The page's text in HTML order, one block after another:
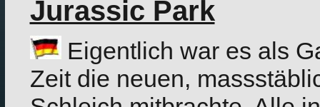
Jurassic Park
Eigentlich war es als
Zeit die neuen,